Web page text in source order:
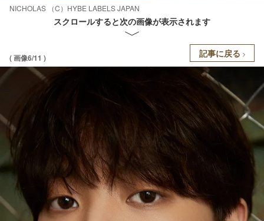
NICHOLAS （C）HYBE LABELS JAPAN
スクロールすると次の画像が表示されます
( 画像6/11 ) 記事に戻る